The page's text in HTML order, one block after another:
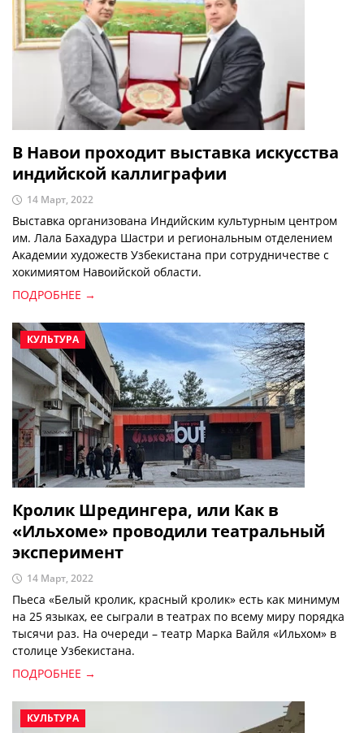
В Навои проходит выставка искусства
индийской каллиграфии
14 Март, 2022
Выставка организована Индийским культурным центром
им. Лала Бахадура Шастри и региональным отделением
Академии художеств Узбекистана при сотрудничестве с
хокимиятом Навоийской области.
ПОДРОБНЕЕ →
КУЛЬТУРА
Кролик Шредингера, или Как в
«Ильхоме» проводили театральный
эксперимент
14 Март, 2022
Пьеса «Белый кролик, красный кролик» есть как минимум
на 25 языках, ее сыграли в театрах по всему миру порядка
тысячи раз. На очереди – театр Марка Вайля «Ильхом» в
столице Узбекистана.
ПОДРОБНЕЕ →
КУЛЬТУРА